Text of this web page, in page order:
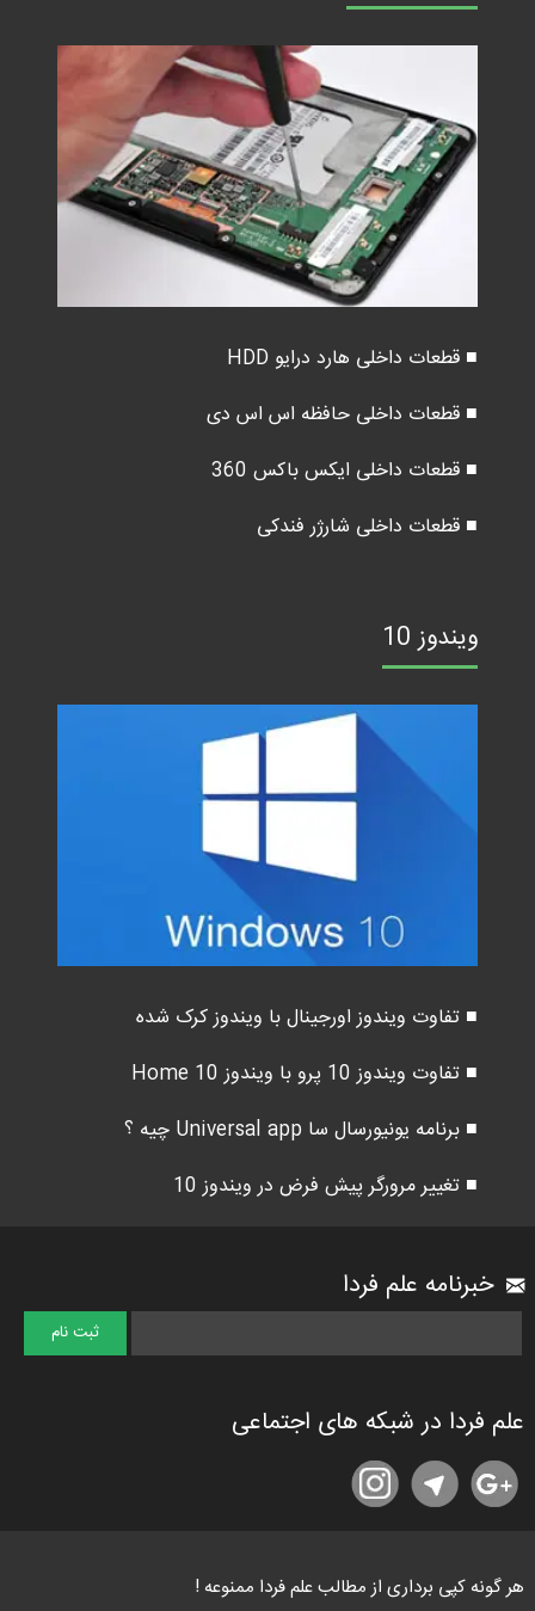
■ قطعات داخلی هارد درایو HDD
■ قطعات داخلی حافظه اس اس دی
■ قطعات داخلی ایکس باکس 360
■ قطعات داخلی شارژر فندکی
ویندوز 10
■ تفاوت ویندوز اورجینال با ویندوز کرک شده
■ تفاوت ویندوز 10 پرو با ویندوز 10 Home
■ برنامه یونیورسال سا Universal app چیه ؟
■ تغییر مرورگر پیش فرض در ویندوز 10
خبرنامه علم فردا
علم فردا در شبکه های اجتماعی
هر گونه کپی برداری از مطالب علم فردا ممنوعه !